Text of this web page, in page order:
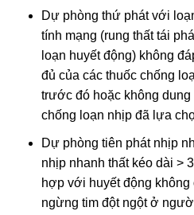
Dự phòng thứ phát với
tính mạng (rung thất tái
loạn huyết động) không
đủ của các thuốc chống
trước đó hoặc không
chống loạn nhịp đã lựa
Dự phòng tiên phát nhịp
nhịp nhanh thất kéo dài >
hợp với huyết động không
ngừng tim đột ngột ở